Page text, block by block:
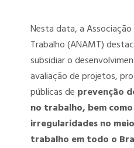
Nesta data, a
Trabalho (ANAMT)
subsidiar o
avaliação de projetos,
públicas de prevenção
no trabalho, bem
irregularidades no
trabalho em todo o